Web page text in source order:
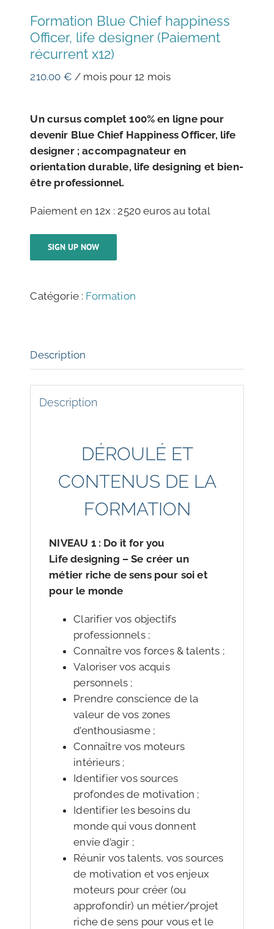
Formation Blue Chief happiness
Officer, life designer (Paiement
récurrent x12)
210.00 € / mois pour 12 mois
Un cursus complet 100% en ligne pour
devenir Blue Chief Happiness Officer, life
designer ; accompagnateur en
orientation durable, life designing et bien-
être professionnel.
Paiement en 12x : 2520 euros au total
SIGN UP NOW
Catégorie : Formation
Description
Description
DÉROULÉ ET
CONTENUS DE LA
FORMATION
NIVEAU 1 : Do it for you
Life designing – Se créer un
métier riche de sens pour soi et
pour le monde
Clarifier vos objectifs
professionnels ;
Connaître vos forces & talents ;
Valoriser vos acquis
personnels ;
Prendre conscience de la
valeur de vos zones
d’enthousiasme ;
Connaître vos moteurs
intérieurs ;
Identifier vos sources
profondes de motivation ;
Identifier les besoins du
monde qui vous donnent
envie d’agir ;
Réunir vos talents, vos sources
de motivation et vos enjeux
moteurs pour créer (ou
approfondir) un métier/projet
riche de sens pour vous et le